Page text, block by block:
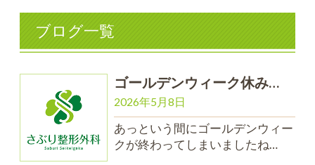
ブログ一覧
ゴールデンウィーク休み…
2026年5月8日
あっという間にゴールデンウィー
クが終わってしまいましたね…